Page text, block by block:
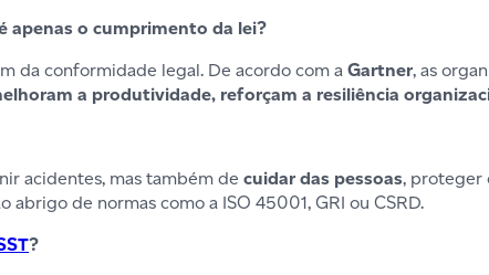
apenas o cumprimento da lei?
da conformidade legal. De acordo com a Gartner, as
a produtividade, reforçam a resiliência
acidentes, mas também de cuidar das pessoas, proteger
abrigo de normas como a ISO 45001, GRI ou CSRD.
?